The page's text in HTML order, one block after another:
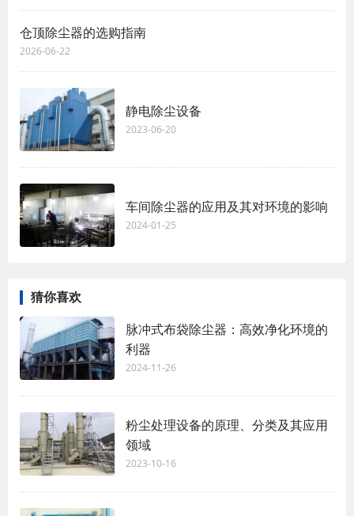
仓顶除尘器的选购指南
2026-06-22
静电除尘设备
2023-06-20
车间除尘器的应用及其对环境的影响
2024-01-25
猜你喜欢
脉冲式布袋除尘器：高效净化环境的
利器
2024-11-26
粉尘处理设备的原理、分类及其应用
领域
2023-10-16